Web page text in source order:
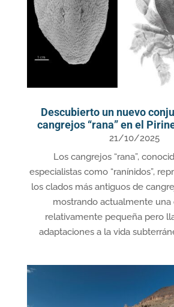
Descubierto un nuevo
cangrejos “rana” en el
21/10/2025
Los cangrejos “rana”,
especialistas como “ranínidos”,
los clados más antiguos de
mostrando actualmente una
relativamente pequeña pero
adaptaciones a la vida